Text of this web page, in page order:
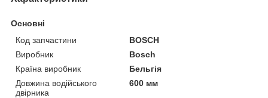
Основні
Код запчастини
BOSCH
Виробник
Bosch
Країна виробник
Бельгія
Довжина водійського
двірника
600 мм